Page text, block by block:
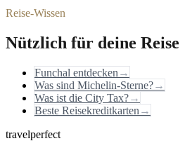
Reise-Wissen
Nützlich für deine Reise
Funchal entdecken →
Was sind Michelin-Sterne?→
Was ist die City Tax?→
Beste Reisekreditkarten →
travelperfect